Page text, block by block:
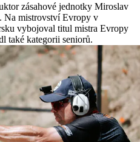
zásahové jednotky Miroslav
Na mistrovství Evropy v
vybojoval titul mistra Evropy
také kategorii seniorů.